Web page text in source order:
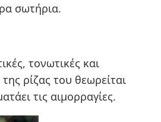
σωτήρια.
τονωτικές και
ρίζας του θεωρείται
τις αιμορραγίες.